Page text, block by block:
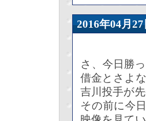
2016年04
さ、今日勝
借金とさよ
吉川投手が
その前に今